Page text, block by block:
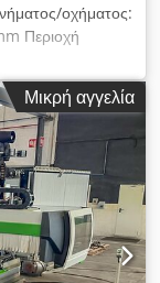
οχήματος:
Περιοχή
Με βάσεις
Αριθμός
διάτρησης:
Swb Ao An Ujf
Μικρή αγγελία